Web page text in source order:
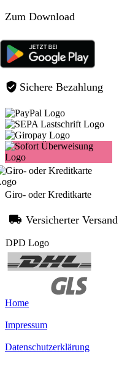
Zum Download
Sichere Bezahlung
Giro- oder Kreditkarte
Versicherter Versand
Home
Impressum
Datenschutzerklärung